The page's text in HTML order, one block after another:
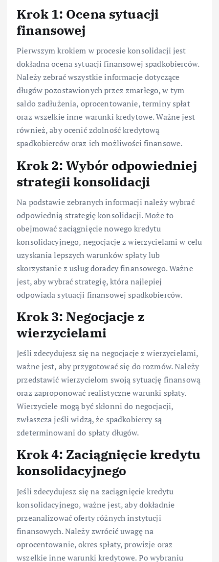
Krok 1: Ocena sytuacji
finansowej
Pierwszym krokiem w procesie konsolidacji jest
dokładna ocena sytuacji finansowej spadkobierców.
Należy zebrać wszystkie informacje dotyczące
długów pozostawionych przez zmarłego, w tym
saldo zadłużenia, oprocentowanie, terminy spłat
oraz wszelkie inne warunki kredytowe. Ważne jest
również, aby ocenić zdolność kredytową
spadkobierców oraz ich możliwości finansowe.
Krok 2: Wybór odpowiedniej
strategii konsolidacji
Na podstawie zebranych informacji należy wybrać
odpowiednią strategię konsolidacji. Może to
obejmować zaciągnięcie nowego kredytu
konsolidacyjnego, negocjacje z wierzycielami w celu
uzyskania lepszych warunków spłaty lub
skorzystanie z usług doradcy finansowego. Ważne
jest, aby wybrać strategię, która najlepiej
odpowiada sytuacji finansowej spadkobierców.
Krok 3: Negocjacje z
wierzycielami
Jeśli zdecydujesz się na negocjacje z wierzycielami,
ważne jest, aby przygotować się do rozmów. Należy
przedstawić wierzycielom swoją sytuację finansową
oraz zaproponować realistyczne warunki spłaty.
Wierzyciele mogą być skłonni do negocjacji,
zwłaszcza jeśli widzą, że spadkobiercy są
zdeterminowani do spłaty długów.
Krok 4: Zaciągnięcie kredytu
konsolidacyjnego
Jeśli zdecydujesz się na zaciągnięcie kredytu
konsolidacyjnego, ważne jest, aby dokładnie
przeanalizować oferty różnych instytucji
finansowych. Należy zwrócić uwagę na
oprocentowanie, okres spłaty, prowizje oraz
wszelkie inne warunki kredytowe. Po wybraniu